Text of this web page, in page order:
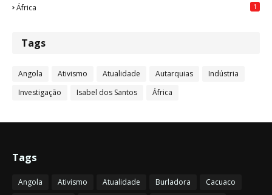
África 1
Tags
Angola Ativismo Atualidade Autarquias
Indústria
Investigação
Isabel dos Santos África
Tags
Angola Ativismo Atualidade Burladora
Cacuaco